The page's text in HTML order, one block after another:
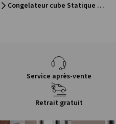
Congelateur cube Statique FAR CKUBDW G - 31 litre(s) largeur 47.2 cm x hauteur 49.2 cm
Service après-vente
Retrait gratuit